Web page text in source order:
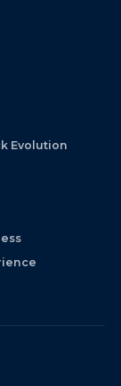
Evolution